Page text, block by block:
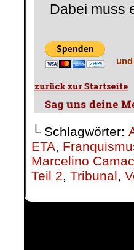
Dabei muss
└ Schlagwörter:
ETA,
Marcelino
Teil 2, Tribunal,